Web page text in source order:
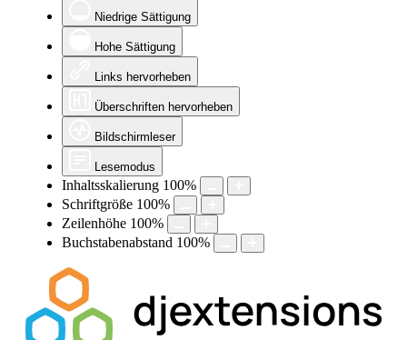
Niedrige Sättigung
Hohe Sättigung
Links hervorheben
Überschriften hervorheben
Bildschirmleser
Lesemodus
Inhaltsskalierung 100%
Schriftgröße 100%
Zeilenhöhe 100%
Buchstabenabstand 100%